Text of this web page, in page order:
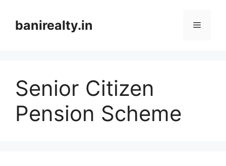
contentbanirealty.in Menu
Senior Citizen
Pension Scheme